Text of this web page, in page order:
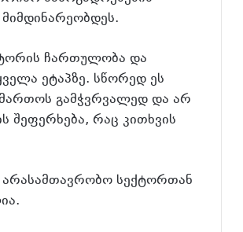
ჩართულობა და
ეტაპზე. სწორედ ეს
გამჭვრვალედ და არ
შეფერხება, რაც კითხვის
სექტორთან